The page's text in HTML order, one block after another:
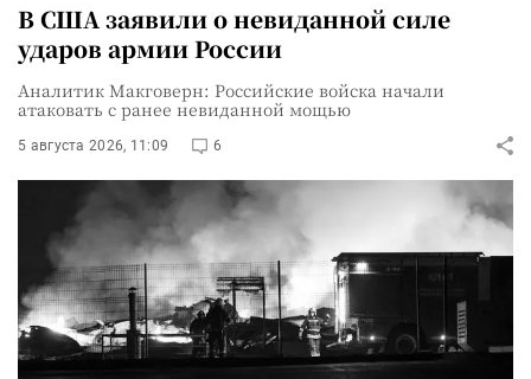
В США заявили о невиданной силе
ударов армии России
Аналитик Макговерн: Российские войска начали
атаковать с ранее невиданной мощью
5 августа 2026, 11:09 6